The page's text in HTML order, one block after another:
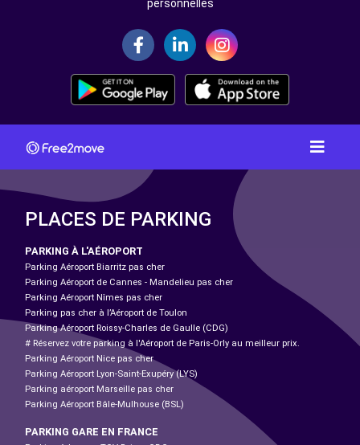
personnelles
PLACES DE PARKING
PARKING À L'AÉROPORT
Parking Aéroport Biarritz pas cher
Parking Aéroport de Cannes - Mandelieu pas cher
Parking Aéroport Nîmes pas cher
Parking pas cher à l’Aéroport de Toulon
Parking Aéroport Roissy-Charles de Gaulle (CDG)
# Réservez votre parking à l'Aéroport de Paris-Orly au meilleur prix.
Parking Aéroport Nice pas cher
Parking Aéroport Lyon-Saint-Exupéry (LYS)
Parking aéroport Marseille pas cher
Parking Aéroport Bâle-Mulhouse (BSL)
PARKING GARE EN FRANCE